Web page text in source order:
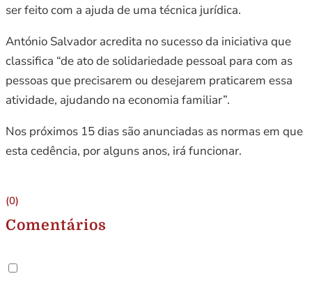
ser feito com a ajuda de uma técnica jurídica.
António Salvador acredita no sucesso da iniciativa que
classifica “de ato de solidariedade pessoal para com as
pessoas que precisarem ou desejarem praticarem essa
atividade, ajudando na economia familiar”.
Nos próximos 15 dias são anunciadas as normas em que
esta cedência, por alguns anos, irá funcionar.
(0)
Comentários